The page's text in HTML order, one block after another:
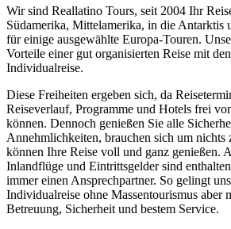
Wir sind Reallatino Tours, seit 2004 Ihr
Südamerika, Mittelamerika, in die Antarktis
für einige ausgewählte Europa-Touren.
Vorteile einer gut organisierten Reise mit
Individualreise.
Diese Freiheiten ergeben sich, da
Reiseverlauf, Programme und Hotels frei
können. Dennoch genießen Sie alle
Annehmlichkeiten, brauchen sich um nichts
können Ihre Reise voll und ganz genießen.
Inlandflüge und Eintrittsgelder sind
immer einen Ansprechpartner. So gelingt
Individualreise ohne Massentourismus aber
Betreuung, Sicherheit und bestem Service.